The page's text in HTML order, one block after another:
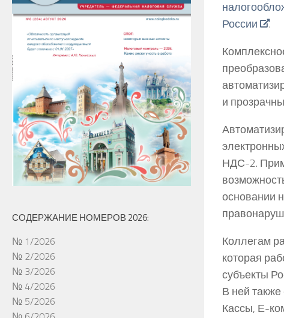
России
.
и
НДС-2.
основании
Коллегам
которая
субъекты
В ней
Кассы, Е-
СОДЕРЖАНИЕ НОМЕРОВ 2026:
№ 1/2026
№ 2/2026
№ 3/2026
№ 4/2026
№ 5/2026